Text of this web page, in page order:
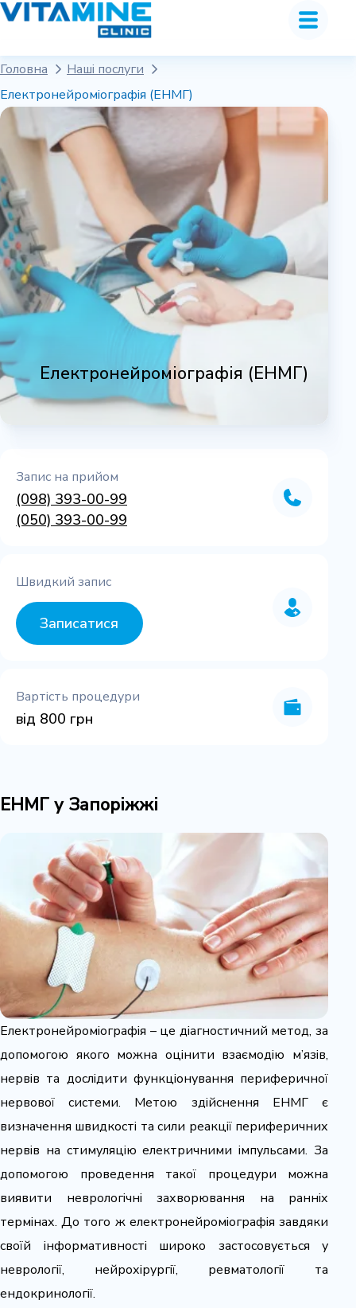
Головна
Наші послуги
Електронейроміографія (ЕНМГ)
Електронейроміографія (ЕНМГ)
Запис на прийом
(098) 393-00-99
(050) 393-00-99
Швидкий запис
Записатися
Вартість процедури
від 800 грн
ЕНМГ у Запоріжжі
Електронейроміографія – це діагностичний метод, за
допомогою якого можна оцінити взаємодію м’язів,
нервів та дослідити функціонування периферичної
нервової системи. Метою здійснення ЕНМГ є
визначення швидкості та сили реакції периферичних
нервів на стимуляцію електричними імпульсами. За
допомогою проведення такої процедури можна
виявити неврологічні захворювання на ранніх
термінах. До того ж електронейроміографія завдяки
своїй інформативності широко застосовується у
неврології, нейрохірургії, ревматології та
ендокринології.